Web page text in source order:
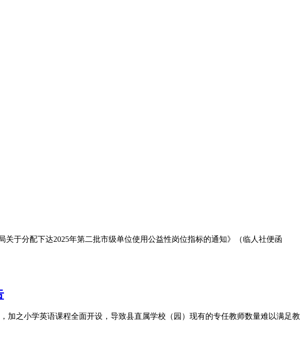
于分配下达2025年第二批市级单位使用公益性岗位指标的通知》（临人社便函
之小学英语课程全面开设，导致县直属学校（园）现有的专任教师数量难以满足教